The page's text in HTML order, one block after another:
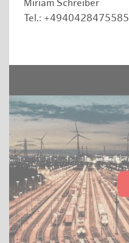
Miriam Schreiber
Tel.: +4940428475585